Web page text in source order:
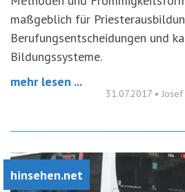
maßgeblich für
Berufungsentscheidungen und
Bildungssysteme.
mehr lesen ...
31.07.2017 • Josef
hinsehen.net